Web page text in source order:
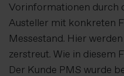
Vorinformationen durch
Austeller mit konkreten
Messestand. Hier
zerstreut. Wie in diesem
Der Kunde PMS wurde